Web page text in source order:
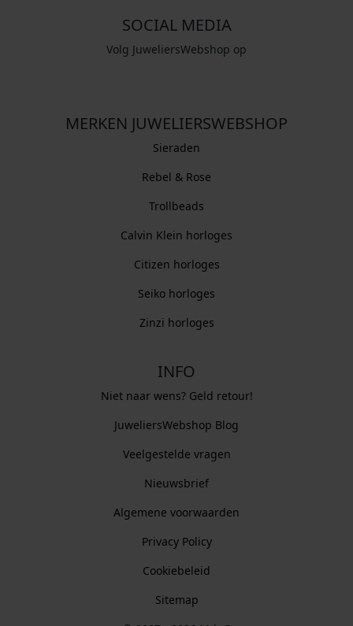
SOCIAL MEDIA
Volg JuweliersWebshop op
MERKEN JUWELIERSWEBSHOP
Sieraden
Rebel & Rose
Trollbeads
Calvin Klein horloges
Citizen horloges
Seiko horloges
Zinzi horloges
INFO
Niet naar wens? Geld retour!
JuweliersWebshop Blog
Veelgestelde vragen
Nieuwsbrief
Algemene voorwaarden
Privacy Policy
Cookiebeleid
Sitemap